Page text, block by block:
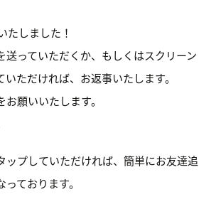
たしました！
送っていただくか、もしくはスクリーン
いただければ、お返事いたします。
願いいたします。
ップしていただければ、簡単にお友達追
ております。